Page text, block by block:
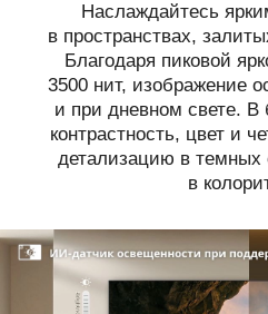
Наслаждайтесь
в пространствах,
Благодаря пиковой
3500 нит, изображение
и при дневном свете. В
контрастность, цвет и
детализацию в темных
в